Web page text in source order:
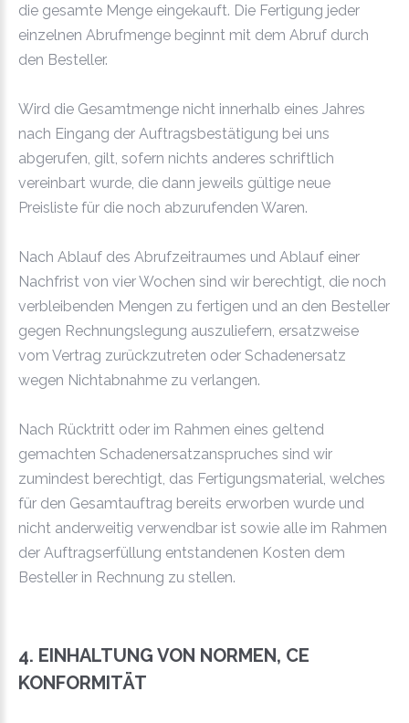
die gesamte Menge eingekauft. Die Fertigung jeder
einzelnen Abrufmenge beginnt mit dem Abruf durch
den Besteller.
Wird die Gesamtmenge nicht innerhalb eines Jahres
nach Eingang der Auftragsbestätigung bei uns
abgerufen, gilt, sofern nichts anderes schriftlich
vereinbart wurde, die dann jeweils gültige neue
Preisliste für die noch abzurufenden Waren.
Nach Ablauf des Abrufzeitraumes und Ablauf einer
Nachfrist von vier Wochen sind wir berechtigt, die noch
verbleibenden Mengen zu fertigen und an den Besteller
gegen Rechnungslegung auszuliefern, ersatzweise
vom Vertrag zurückzutreten oder Schadenersatz
wegen Nichtabnahme zu verlangen.
Nach Rücktritt oder im Rahmen eines geltend
gemachten Schadenersatzanspruches sind wir
zumindest berechtigt, das Fertigungsmaterial, welches
für den Gesamtauftrag bereits erworben wurde und
nicht anderweitig verwendbar ist sowie alle im Rahmen
der Auftragserfüllung entstandenen Kosten dem
Besteller in Rechnung zu stellen.
4. EINHALTUNG VON NORMEN, CE
KONFORMITÄT